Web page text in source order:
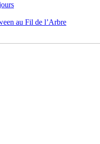
au Fil de l’Arbre